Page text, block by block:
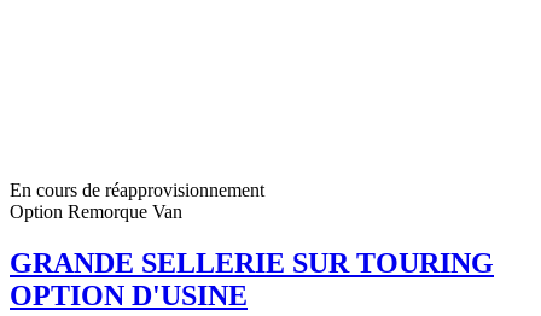
En cours de réapprovisionnement
Option Remorque Van
GRANDE SELLERIE SUR TOURING
OPTION D'USINE